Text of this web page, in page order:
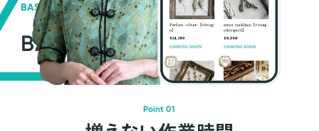
BASEの強み
BASEが強い3つの理由
Point 01